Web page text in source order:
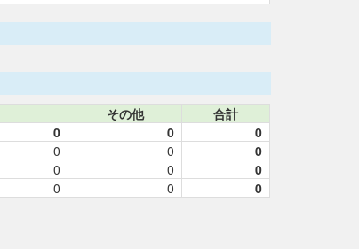
その他
合計
0 0
0
0 0
0
0 0
0
0 0 0